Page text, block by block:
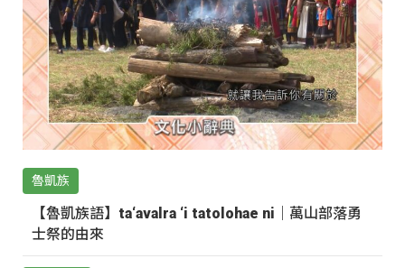
魯凱族
【魯凱族語】ta‘avalra ‘i tatolohae ni｜萬山部落勇
士祭的由來